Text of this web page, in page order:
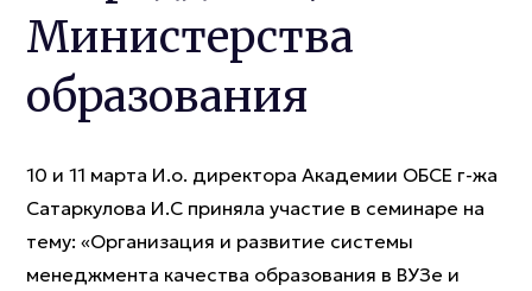
Министерства
образования
10 и 11 марта И.о. директора Академии ОБСЕ г-жа
Сатаркулова И.С приняла участие в семинаре на
тему: «Организация и развитие системы
менеджмента качества образования в ВУЗе и